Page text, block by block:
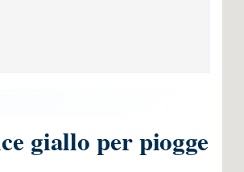
giallo per piogge